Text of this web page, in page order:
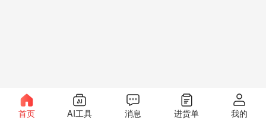
首页 AI工具 消息 进货单 我的